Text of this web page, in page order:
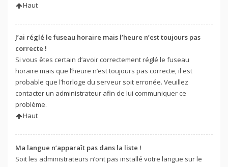
Haut
J’ai réglé le fuseau horaire mais l’heure n’est toujours pas
correcte !
Si vous êtes certain d’avoir correctement réglé le fuseau
horaire mais que l’heure n’est toujours pas correcte, il est
probable que l’horloge du serveur soit erronée. Veuillez
contacter un administrateur afin de lui communiquer ce
problème.
Haut
Ma langue n’apparaît pas dans la liste !
Soit les administrateurs n’ont pas installé votre langue sur le